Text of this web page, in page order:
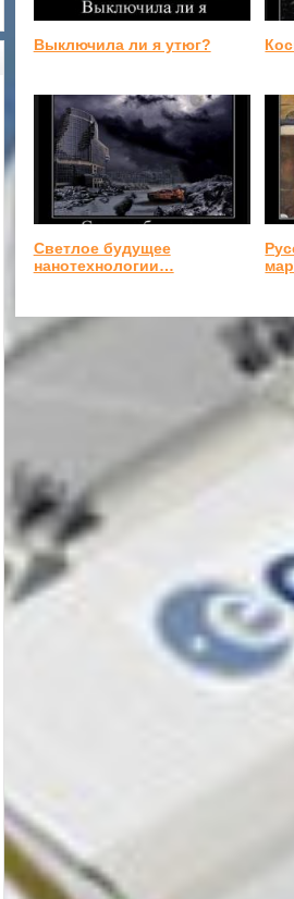
Выключила ли я утюг?
Светлое будущее
нанотехнологии…